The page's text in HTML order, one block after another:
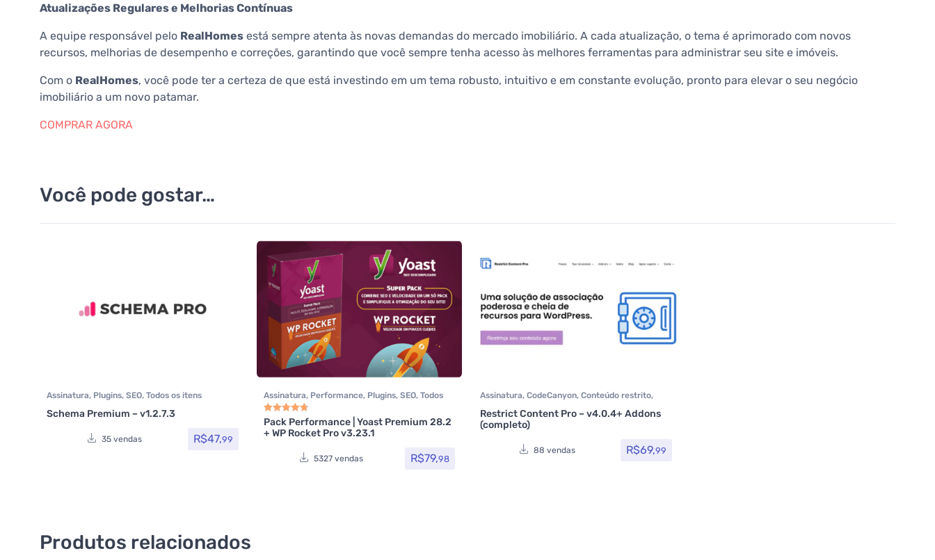
Atualizações Regulares e Melhorias Contínuas
A equipe responsável pelo RealHomes está sempre atenta às novas demandas do mercado imobiliário. A cada atualização, o tema é aprimorado com novos
recursos, melhorias de desempenho e correções, garantindo que você sempre tenha acesso às melhores ferramentas para administrar seu site e imóveis.
Com o RealHomes, você pode ter a certeza de que está investindo em um tema robusto, intuitivo e em constante evolução, pronto para elevar o seu negócio
imobiliário a um novo patamar.
COMPRAR AGORA
Você pode gostar…
Assinatura, Plugins, SEO, Todos os itens
Schema Premium – v1.2.7.3
35 vendas R$47,99
Assinatura, Performance, Plugins, SEO, Todos
os itens, WP Rocket
Avaliação 4.85de 5
Pack Performance | Yoast Premium 28.2
+ WP Rocket Pro v3.23.1
5327 vendas R$79,98
Assinatura, CodeCanyon, Conteúdo restrito,
Memberpress
Performance Plugins
Segurança , Todos os itens
Restrict Content Pro – v4.0.4+ Addons
(completo)
88 vendas R$69,99
Produtos relacionados